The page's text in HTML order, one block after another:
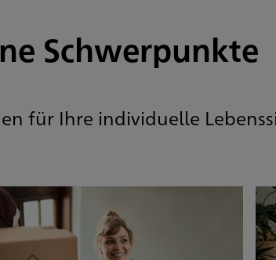
Schwerpunkte
für Ihre individuelle